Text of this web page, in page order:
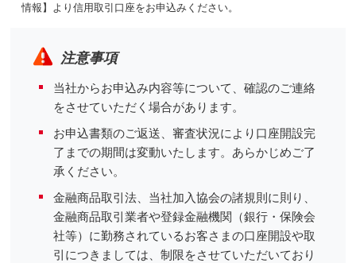
情報】より信用取引口座をお申込みください。
注意事項
当社からお申込み内容等について、確認のご連絡
をさせていただく場合があります。
お申込書類のご返送、審査状況により口座開設完
了までの期間は変動いたします。あらかじめご了
承ください。
金融商品取引法、当社加入協会の諸規則に則り、
金融商品取引業者や登録金融機関（銀行・保険会
社等）に勤務されているお客さまの口座開設や取
引につきましては、制限をさせていただいており